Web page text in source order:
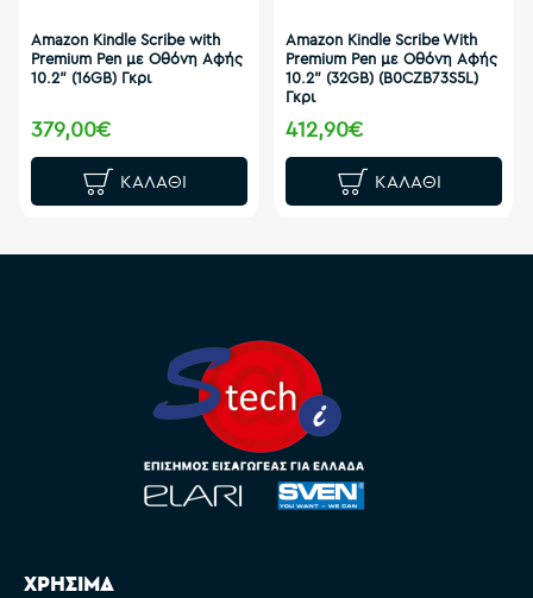
Amazon Kindle Scribe with
Premium Pen με Οθόνη Αφής
10.2" (16GB) Γκρι
379,00€
ΚΑΛΆΘΙ
Amazon Kindle Scribe With
Premium Pen με Οθόνη Αφής
10.2" (32GB) (B0CZB73S5L)
Γκρι
412,90€
ΚΑΛΆΘΙ
ΧΡΗΣΙΜΑ